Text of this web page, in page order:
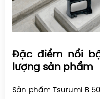
Đặc điểm nổi
lượng sản phẩm
Sản phẩm Tsurumi B